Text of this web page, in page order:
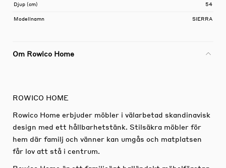
Djup (cm) 54
Modellnamn SIERRA
Om Rowico Home
ROWICO HOME
Rowico Home erbjuder möbler i välarbetad skandinavisk
design med ett hållbarhetstänk. Stilsäkra möbler för
hem där familj och vänner kan umgås och matplatsen
får lov att stå i centrum.